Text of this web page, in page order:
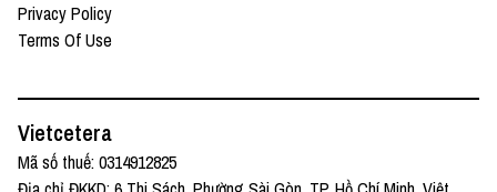
Privacy Policy
Terms Of Use
Vietcetera
Mã số thuế: 0314912825